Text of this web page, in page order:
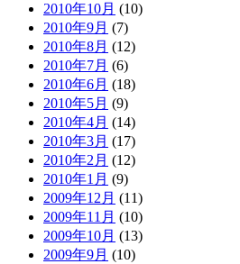
2010年10月 (10)
2010年9月 (7)
2010年8月 (12)
2010年7月 (6)
2010年6月 (18)
2010年5月 (9)
2010年4月 (14)
2010年3月 (17)
2010年2月 (12)
2010年1月 (9)
2009年12月 (11)
2009年11月 (10)
2009年10月 (13)
2009年9月 (10)